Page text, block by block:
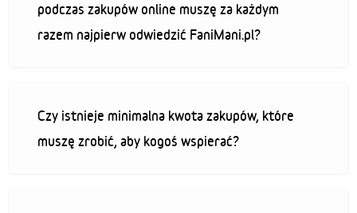
podczas zakupów online muszę za każdym
razem najpierw odwiedzić FaniMani.pl?
Czy istnieje minimalna kwota zakupów, które
muszę zrobić, aby kogoś wspierać?